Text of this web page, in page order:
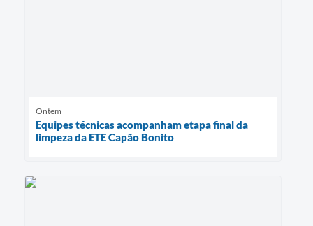
Ontem
Equipes técnicas acompanham etapa final da
limpeza da ETE Capão Bonito